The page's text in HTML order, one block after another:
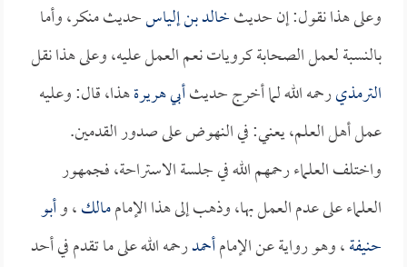
وعلى هذا نقول: إن حديثخالد بن إلياسحديث منكر، وأما
بالنسبة لعمل الصحابة كرويات نعم العمل عليه، وعلى هذا نقل
الترمذيرحمه الله لما أخرج حديثأبي هريرةهذا، قال: وعليه
عمل أهل العلم، يعني: في النهوض على صدور القدمين.
واختلف العلماء رحمهم الله في جلسة الاستراحة، فجمهور
العلماء على عدم العمل بها، وذهب إلى هذا الإماممالك، وأبو
حنيفة، وهو رواية عن الإمامأحمدرحمه الله على ما تقدم في أحد